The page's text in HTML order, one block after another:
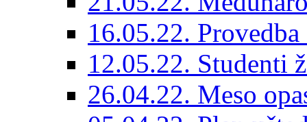
16.05.22.
12.05.22. Studenti
26.04.22. Meso